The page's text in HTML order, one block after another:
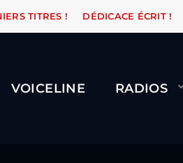
WARÉTRO ORANGE ROAD QUI
TITRES ! DÉDICACE ÉCRIT !
VOICELINE RADIOS